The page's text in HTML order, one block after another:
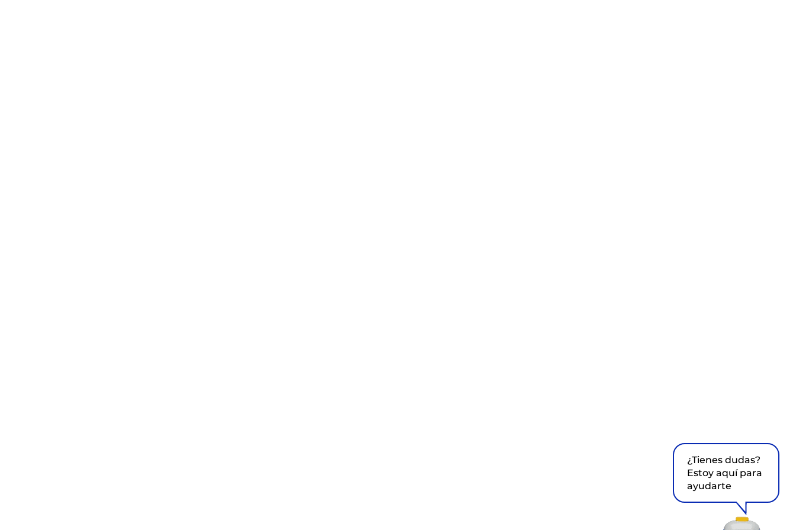
¿Tienes dudas?
Estoy aquí para
ayudarte